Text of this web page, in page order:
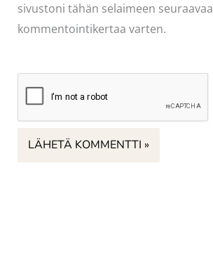
sivustoni tähän selaimeen seuraavaa
kommentointikertaa varten.